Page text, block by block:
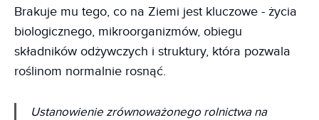
Brakuje mu tego, co na Ziemi jest kluczowe - życia
biologicznego, mikroorganizmów, obiegu
składników odżywczych i struktury, która pozwala
roślinom normalnie rosnąć.
Ustanowienie zrównoważonego rolnictwa na